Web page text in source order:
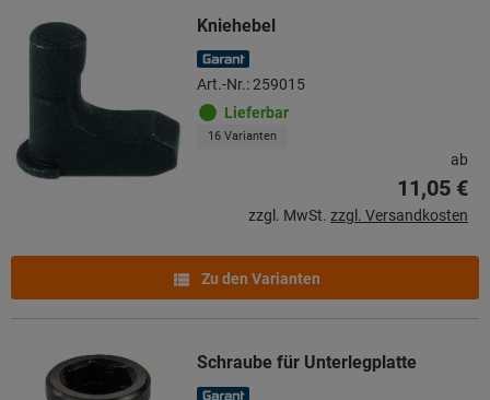
Kniehebel
Art.-Nr.: 259015
Lieferbar
16 Varianten
ab
11,05 €
zzgl. MwSt. zzgl. Versandkosten
Zu den Varianten
Schraube für Unterlegplatte